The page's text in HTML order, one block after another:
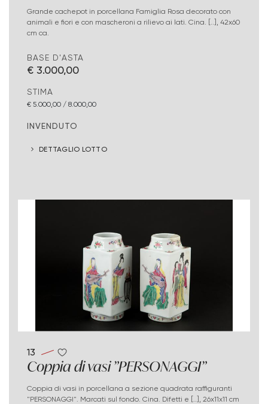
Grande cachepot in porcellana Famiglia Rosa decorato con
animali e fiori e con mascheroni a rilievo ai lati. Cina. [..], 42x60
cm ca.
BASE D'ASTA
€ 3.000,00
STIMA
€ 5.000,00 / 8.000,00
INVENDUTO
DETTAGLIO LOTTO
13
Coppia di vasi "PERSONAGGI"
Coppia di vasi in porcellana a sezione quadrata raffiguranti
"PERSONAGGI". Marcati sul fondo. Cina. Difetti e [..], 26x11x11 cm